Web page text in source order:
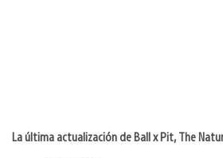
La última actualización de Ball x Pit, The